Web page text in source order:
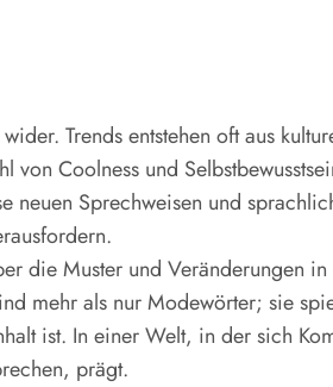
Trends entstehen oft aus
Coolness und
neuen Sprechweisen und
die Muster und Veränderungen
mehr als nur Modewörter; sie
ist. In einer Welt, in der sich
prägt.